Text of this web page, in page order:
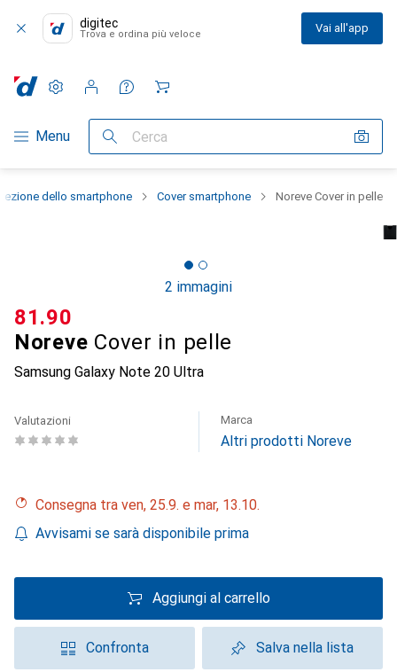
digitec
Trova e ordina più veloce Vai all'app
Categoria Navigazione
Menu Cerca
Impostazioni
Conto cliente
Liste di confronto
Liste dei desideri
Carrello
dello smartphone Cover smartphone Noreve Cover in pelle
2 immagini
Noreve Cover in pelle
Samsung Galaxy Note 20 Ultra
CHF
81.90
Valutazioni Marca
Altri prodotti Noreve
Consegna tra ven, 25.9. e mar, 13.10.
Avvisami se sarà disponibile prima
Aggiungi al carrello
Confronta Salva nella lista